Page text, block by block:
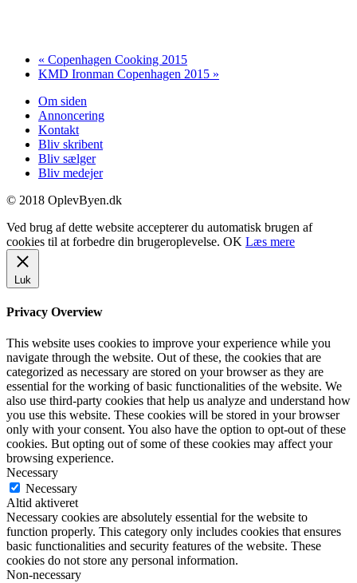
« Copenhagen Cooking 2015
KMD Ironman Copenhagen 2015 »
Om siden
Annoncering
Kontakt
Bliv skribent
Bliv sælger
Bliv medejer
© 2018 OplevByen.dk
Ved brug af dette website accepterer du automatisk brugen af
cookies til at forbedre din brugeroplevelse. OK Læs mere
Luk
Privacy Overview
This website uses cookies to improve your experience while you
navigate through the website. Out of these, the cookies that are
categorized as necessary are stored on your browser as they are
essential for the working of basic functionalities of the website. We
also use third-party cookies that help us analyze and understand how
you use this website. These cookies will be stored in your browser
only with your consent. You also have the option to opt-out of these
cookies. But opting out of some of these cookies may affect your
browsing experience.
Necessary
Necessary
Altid aktiveret
Necessary cookies are absolutely essential for the website to
function properly. This category only includes cookies that ensures
basic functionalities and security features of the website. These
cookies do not store any personal information.
Non-necessary